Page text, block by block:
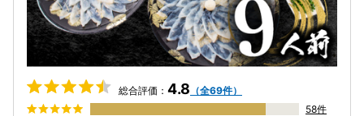
総合評価： 4.8 （全69件）
58件